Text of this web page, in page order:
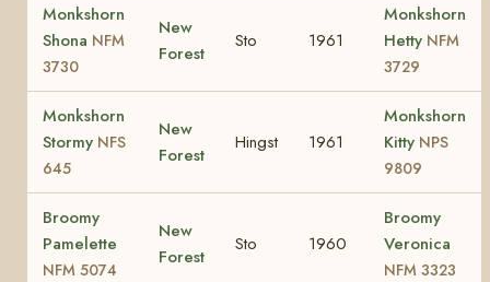
Monkshorn
Shona NFM
3730
New
Forest
Sto 1961
Monkshorn
Hetty NFM
3729
Monkshorn
Stormy NFS
645
New
Forest
Hingst 1961
Monkshorn
Kitty NPS
9809
Broomy
Pamelette
NFM 5074
New
Forest
Sto 1960
Broomy
Veronica
NFM 3323